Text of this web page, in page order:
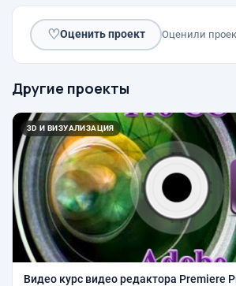
♡Оценить проект Оценили
Другие проекты
3D И ВИЗУАЛИЗАЦИЯ
Видео курс видео редактора Premiere